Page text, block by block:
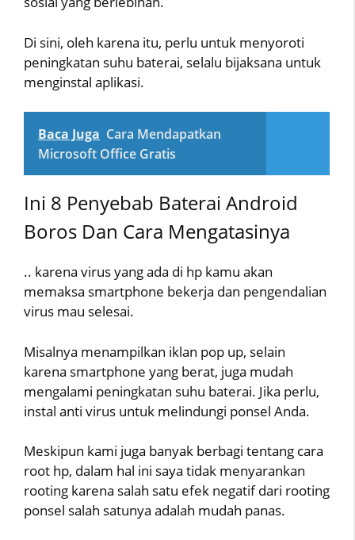
Di sini, oleh karena itu, perlu untuk menyoroti
peningkatan suhu baterai, selalu bijaksana untuk
menginstal aplikasi.
Baca Juga Cara Mendapatkan
Microsoft Office Gratis
Ini 8 Penyebab Baterai Android
Boros Dan Cara Mengatasinya
.. karena virus yang ada di hp kamu akan
memaksa smartphone bekerja dan pengendalian
virus mau selesai.
Misalnya menampilkan iklan pop up, selain
karena smartphone yang berat, juga mudah
mengalami peningkatan suhu baterai. Jika perlu,
instal anti virus untuk melindungi ponsel Anda.
Meskipun kami juga banyak berbagi tentang cara
root hp, dalam hal ini saya tidak menyarankan
rooting karena salah satu efek negatif dari rooting
ponsel salah satunya adalah mudah panas.